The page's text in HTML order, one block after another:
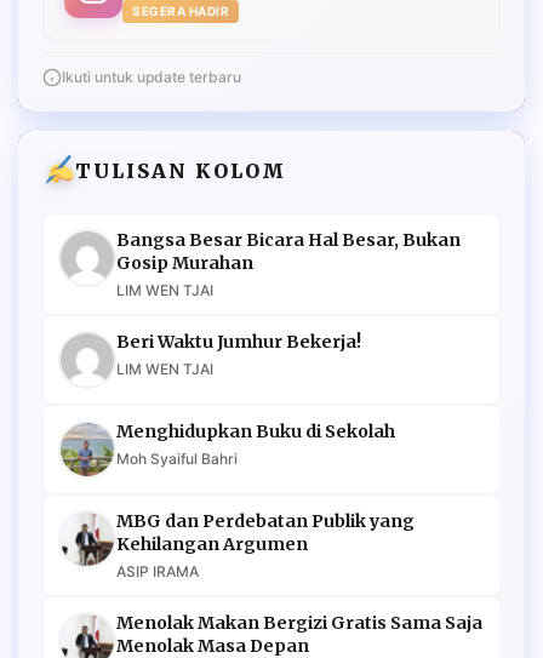
SEGERA HADIR
Ikuti untuk update terbaru
TULISAN KOLOM
Bangsa Besar Bicara Hal Besar, Bukan
Gosip Murahan
LIM WEN TJAI
Beri Waktu Jumhur Bekerja!
LIM WEN TJAI
Menghidupkan Buku di Sekolah
Moh Syaiful Bahri
MBG dan Perdebatan Publik yang
Kehilangan Argumen
ASIP IRAMA
Menolak Makan Bergizi Gratis Sama Saja
Menolak Masa Depan